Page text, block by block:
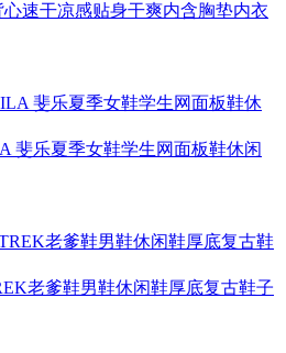
速干凉感贴身干爽内含胸垫内衣
斐乐夏季女鞋学生网面板鞋休闲
老爹鞋男鞋休闲鞋厚底复古鞋子